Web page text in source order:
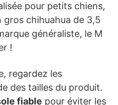
pour petits chiens,
chihuahua de 3,5
généraliste, le M
!
regardez les
des tailles du produit.
fiable pour éviter les